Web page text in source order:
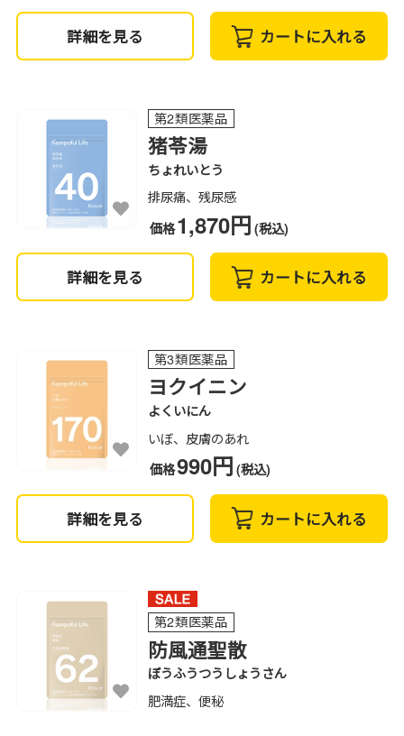
詳細を見る カートに入れる
第2類医薬品
猪苓湯
ちょれいとう
排尿痛、残尿感
価格1,870円 (税込)
詳細を見る カートに入れる
第3類医薬品
ヨクイニン
よくいにん
いぼ、皮膚のあれ
価格990円 (税込)
詳細を見る カートに入れる
第2類医薬品
防風通聖散
ぼうふうつうしょうさん
肥満症、便秘